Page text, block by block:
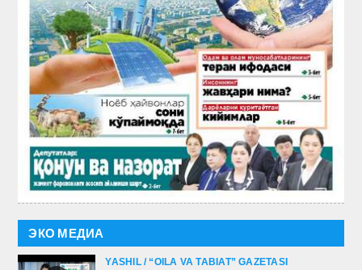
ЭКО МЕДИА
YASHIL / “OILA VA TABIAT” GAZETASI